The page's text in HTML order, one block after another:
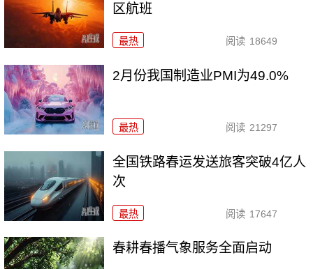
区航班
最热 阅读 18649
2月份我国制造业PMI为49.0%
最热 阅读 21297
全国铁路春运发送旅客突破4亿人
次
最热 阅读 17647
春耕春播气象服务全面启动